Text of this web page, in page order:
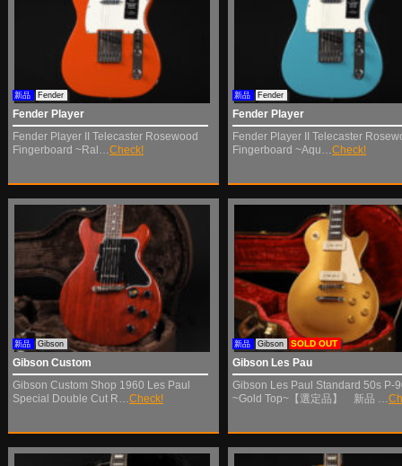
Fender Player
新品 Fender
Fender Player II Telecaster Rosewood
Fingerboard ~Ral… Check!
Fender Player
新品 Fender
Fender Player II Telecaster
Fingerboard ~Aqu… Check!
Gibson Custom
新品 Gibson
Gibson Custom Shop 1960 Les Paul
Special Double Cut R… Check!
Gibson Les Pau
新品 Gibson SOLD OUT
Gibson Les Paul Standard 50s P-
~Gold Top~【選定品】 新品 …